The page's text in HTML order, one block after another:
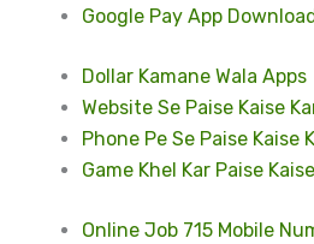
Google Pay App
Dollar Kamane Wala Apps
Website Se Paise Kaise
Phone Pe Se Paise Kaise
Game Khel Kar Paise
Online Job 715 Mobile